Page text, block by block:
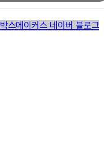
박스메이커스 네이버 블로그